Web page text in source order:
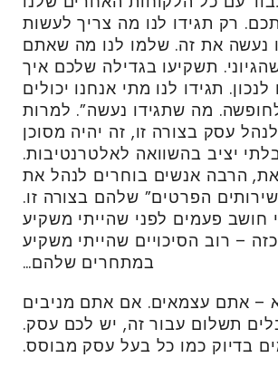
רק תגידו לנו מה צריך לעשות
נעשה את זה. שלמו לנו מה שאתם
תשקיעו בגדילה שלכם איך
תגידו לנו מתי אנחנו יכולים
מה שתגידו נעשה”. למרות
עסק בצורה זו, זה יהיה מסוכן
יציב בהשוואה לאלטרנטיבות.
הרבה אנשים בוחרים לנהל את
הפרטים” שלהם בצורה זו.
חושב פעמים לפני שהייתי משקיע
– רוב הסיכויים שהייתי משקיע
במתחרים שלהם…
– אתם עצמאים. אם אתם מניבים
תשלום עבור זה, יש לכם עסק.
בדיוק כמו כל בעל עסק מבוסס.